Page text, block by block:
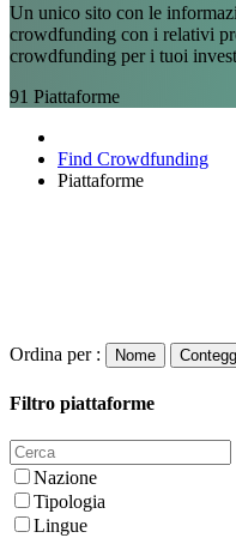
Un unico sito con le
crowdfunding con i relativi
crowdfunding per i tuoi
91 Piattaforme
Find Crowdfunding
Piattaforme
Ordina per : Nome
Filtro piattaforme
Nazione
Tipologia
Lingue